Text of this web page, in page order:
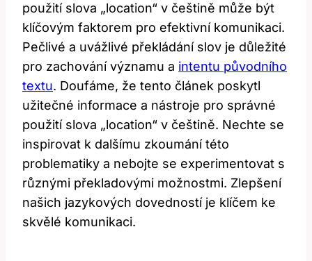
použití slova „location“​ v češtině může být
klíčovým​ faktorem pro efektivní ‍komunikaci.​
Pečlivé ​a uvážlivé překládání slov je⁤ důležité
pro zachování⁣ významu ‌a intentu původního
textu. Doufáme, že tento článek poskytl
užitečné informace a nástroje pro správné
použití ⁣slova⁢ „location“ v​ češtině. Nechte se⁢
inspirovat k dalšímu zkoumání⁢ této
problematiky a nebojte se ‌experimentovat s ​
různými překladovými možnostmi. Zlepšení
našich jazykových dovedností je klíčem ke
skvělé‌ komunikaci.